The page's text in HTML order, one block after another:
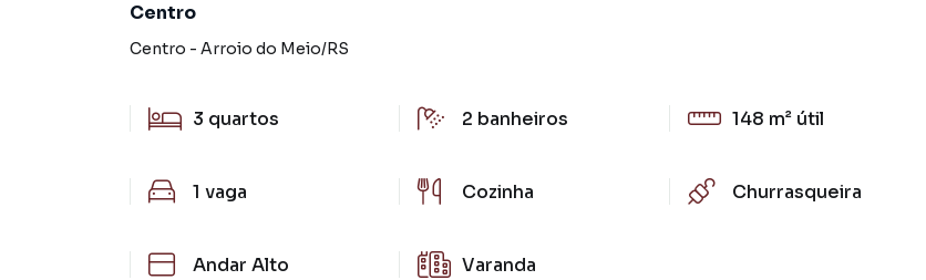
Centro
Centro - Arroio do Meio/RS
3 quartos 2 banheiros 148 m² útil
1 vaga Cozinha Churrasqueira
Andar Alto Varanda